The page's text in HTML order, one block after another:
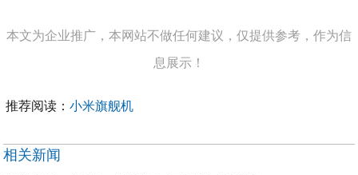
本文为企业推广，本网站不做任何建议，仅提供参考，作为信
息展示！
推荐阅读：小米旗舰机
相关新闻